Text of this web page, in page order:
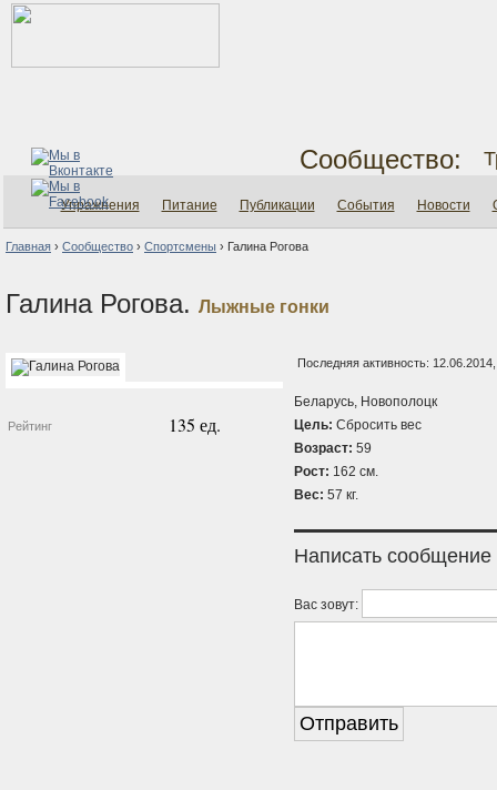
Сообщество:
Упражнения Питание Публикации События Новости
Главная › Сообщество › Спортсмены › Галина Рогова
Галина Рогова. Лыжные гонки
Рейтинг 135 ед.
Последняя активность:
Беларусь, Новополоцк
Цель: Сбросить вес
Возраст: 59
Рост: 162 см.
Вес: 57 кг.
Написать сообщение
Вас зовут: